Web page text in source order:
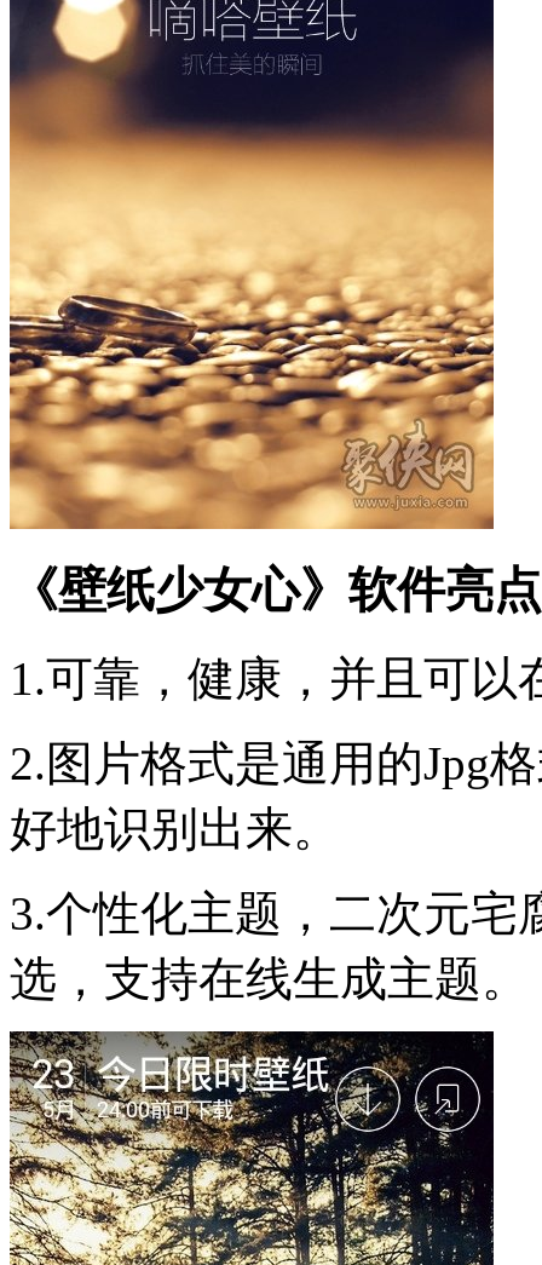
《壁纸少女心》软件亮
1.可靠，健康，并且可以
2.图片格式是通用的Jpg
好地识别出来。
3.个性化主题，二次元宅
选，支持在线生成主题。